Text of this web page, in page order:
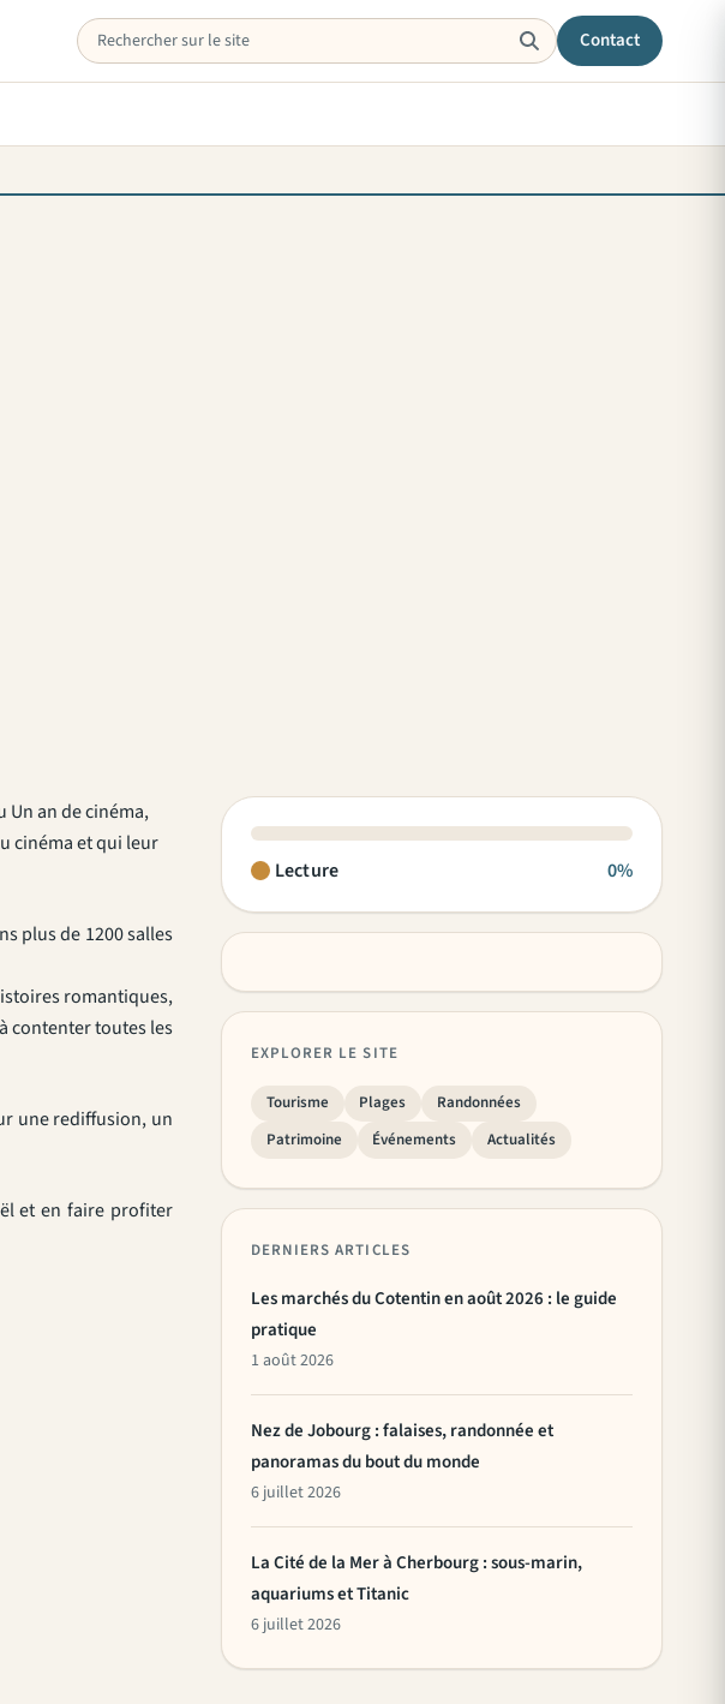
Contact
Un an de cinéma,
cinéma et qui leur
plus de 1200 salles
romantiques,
contenter toutes les
une rediffusion, un
et en faire profiter
Lecture 0%
EXPLORER LE SITE
Tourisme Plages
Randonnées
Patrimoine
Événements Actualités
DERNIERS ARTICLES
Les marchés du Cotentin en août 2026 : le guide
pratique
1 août 2026
Nez de Jobourg : falaises, randonnée et
panoramas du bout du monde
6 juillet 2026
La Cité de la Mer à Cherbourg : sous-marin,
aquariums et Titanic
6 juillet 2026